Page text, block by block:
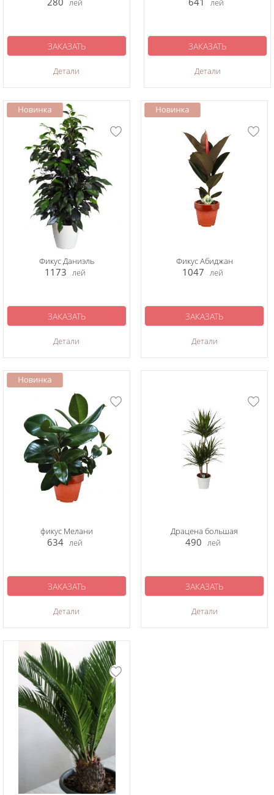
лей
Детали
ЗАКАЗАТЬ
лей
Детали
ЗАКАЗАТЬ
Фикус Даниэль
1173 лей
Детали
ЗАКАЗАТЬ
Фикус Абиджан
1047 лей
Детали
ЗАКАЗАТЬ
фикус Мелани
634 лей
Детали
ЗАКАЗАТЬ
Драцена большая
490 лей
Детали
ЗАКАЗАТЬ